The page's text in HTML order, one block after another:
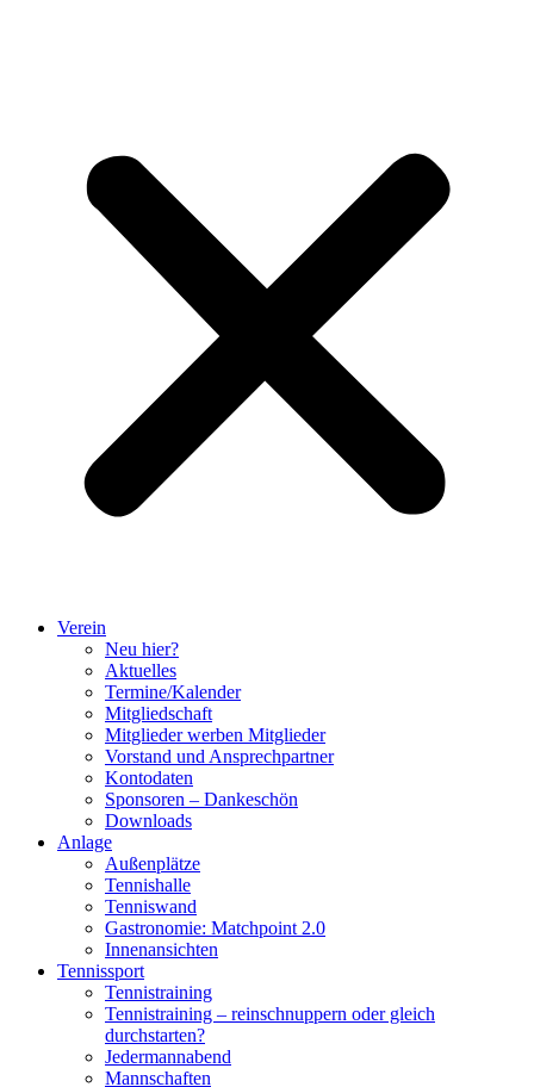
Verein
Neu hier?
Aktuelles
Termine/Kalender
Mitgliedschaft
Mitglieder werben Mitglieder
Vorstand und Ansprechpartner
Kontodaten
Sponsoren – Dankeschön
Downloads
Anlage
Außenplätze
Tennishalle
Tenniswand
Gastronomie: Matchpoint 2.0
Innenansichten
Tennissport
Tennistraining
Tennistraining – reinschnuppern oder gleich
durchstarten?
Jedermannabend
Mannschaften